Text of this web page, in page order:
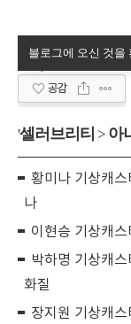
공감
'셀러브리티 > 아
황미나 기상캐
나
이현승 기상캐
박하명 기상캐
화질
장지원 기상캐